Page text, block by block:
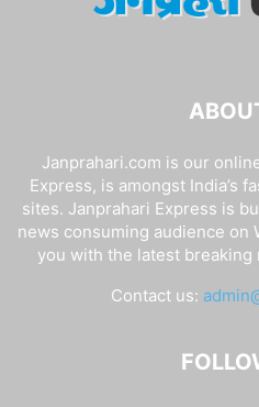
Janprahari.com is our
Express, is amongst India’s
sites. Janprahari Express is
news consuming audience on
you with the latest
Contact us: